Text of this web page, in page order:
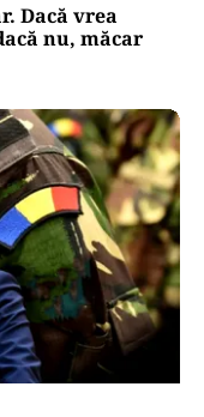
Dacă vrea
nu, măcar